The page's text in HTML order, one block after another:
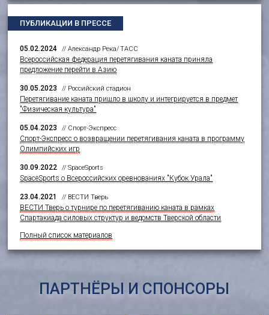
ПУБЛИКАЦИИ В ПРЕССЕ
05.02.2024 // Александр Река/ ТАСС
Всероссийская федерация перетягивания каната приняла
предложение перейти в Азию
30.05.2023 // Российский стадион
Перетягивание каната пришло в школу и интегрируется в предмет
"Физическая культура"
05.04.2023 // Спорт-Экспресс
Спорт-Экспресс о возвращении перетягивания каната в программу
Олимпийских игр
30.09.2022 // SpaceSports
SpaceSports о Всероссийских оревнованиях "Кубок Урала"
23.04.2021 // ВЕСТИ Тверь
ВЕСТИ Тверь о турнире по перетягиванию каната в рамках
Спартакиада силовых структур и ведомств Тверской области
Полный список материалов
ПАРТНЁРЫ И СПОНСОРЫ